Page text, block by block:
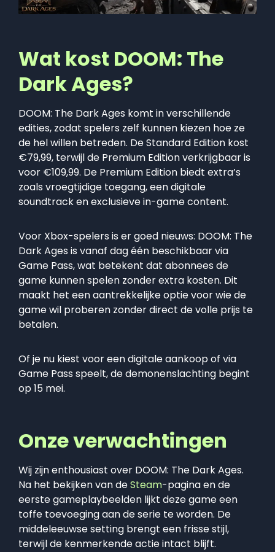
Wat kost DOOM: The
Dark Ages?
DOOM: The Dark Ages komt in verschillende
edities, zodat spelers zelf kunnen kiezen hoe ze
de hel willen betreden. De Standard Edition kost
€79,99, terwijl de Premium Edition verkrijgbaar is
voor €109,99. De Premium Edition biedt extra’s
zoals vroegtijdige toegang, een digitale
soundtrack en exclusieve in-game content.
Voor Xbox-spelers is er goed nieuws: DOOM: The
Dark Ages is vanaf dag één beschikbaar via
Game Pass, wat betekent dat abonnees de
game kunnen spelen zonder extra kosten. Dit
maakt het een aantrekkelijke optie voor wie de
game wil proberen zonder direct de volle prijs te
betalen.
Of je nu kiest voor een digitale aankoop of via
Game Pass speelt, de demonenslachting begint
op 15 mei.
Onze verwachtingen
Wij zijn enthousiast over DOOM: The Dark Ages.
Na het bekijken van deSteam-pagina en de
eerste gameplaybeelden lijkt deze game een
toffe toevoeging aan de serie te worden. De
middeleeuwse setting brengt een frisse stijl,
terwijl de kenmerkende actie intact blijft.